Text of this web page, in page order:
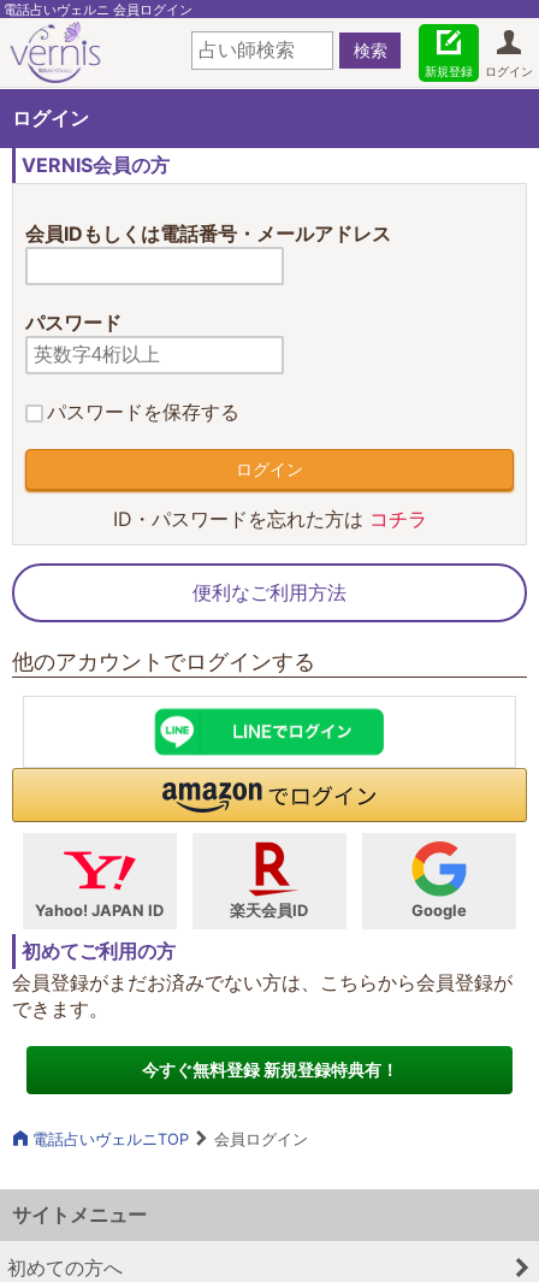
電話占いヴェルニ 会員ログイン
ログイン
新規登録
ログイン
VERNIS会員の方
会員IDもしくは電話番号・メールアドレス
パスワード
パスワードを保存する
ID・パスワードを忘れた方は コチラ
便利なご利用方法
他のアカウントでログインする
Yahoo! JAPAN ID 楽天会員ID Google
初めてご利用の方
会員登録がまだお済みでない方は、こちらから会員登録が
できます。
今すぐ無料登録 新規登録特典有！
電話占いヴェルニTOP 会員ログイン
サイトメニュー
初めての方へ